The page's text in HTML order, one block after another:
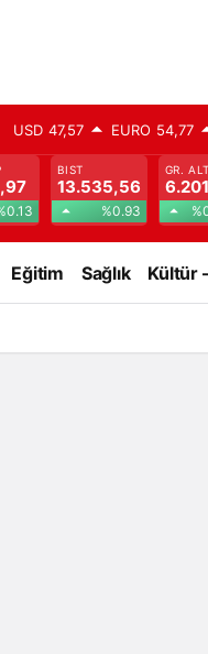
USD 47,57 EURO 54,77
BIST
13.535,56
%0.93
GR.
Eğitim Sağlık Kültür